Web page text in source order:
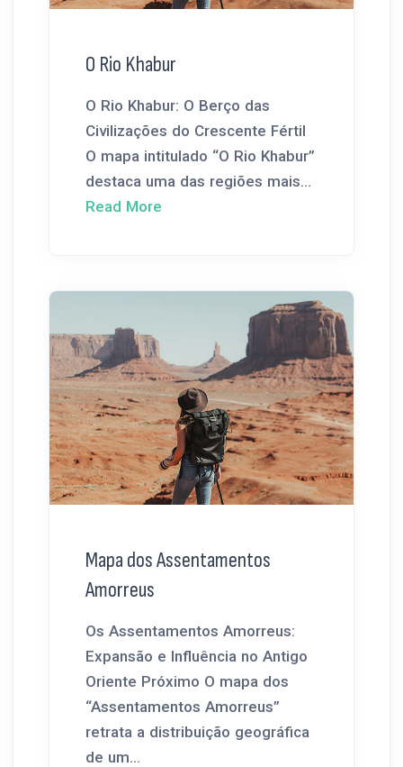
O Rio Khabur
O Rio Khabur: O Berço das
Civilizações do Crescente Fértil
O mapa intitulado “O Rio Khabur”
destaca uma das regiões mais...
Read More
Mapa dos Assentamentos
Amorreus
Os Assentamentos Amorreus:
Expansão e Influência no Antigo
Oriente Próximo O mapa dos
“Assentamentos Amorreus”
retrata a distribuição geográfica
de um...